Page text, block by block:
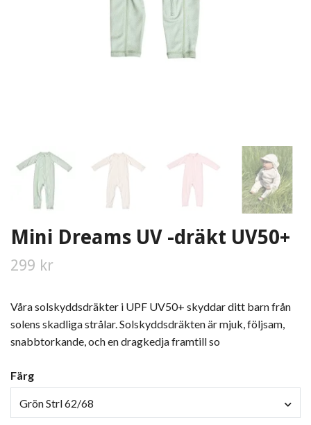
Mini Dreams UV -dräkt UV50+
299 kr
Våra solskyddsdräkter i UPF UV50+ skyddar ditt barn från
solens skadliga strålar. Solskyddsdräkten är mjuk, följsam,
snabbtorkande, och en dragkedja framtill so
Färg
Grön Strl 62/68